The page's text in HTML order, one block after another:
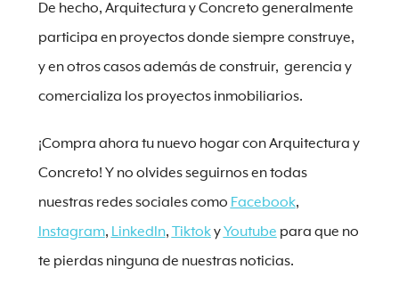
De hecho, Arquitectura y Concreto generalmente
participa en proyectos donde siempre construye,
y en otros casos además de construir, gerencia y
comercializa los proyectos inmobiliarios.
¡Compra ahora tu nuevo hogar con Arquitectura y
Concreto! Y no olvides seguirnos en todas
nuestras redes sociales como Facebook,
Instagram, LinkedIn, TiktokyYoutube para que no
te pierdas ninguna de nuestras noticias.